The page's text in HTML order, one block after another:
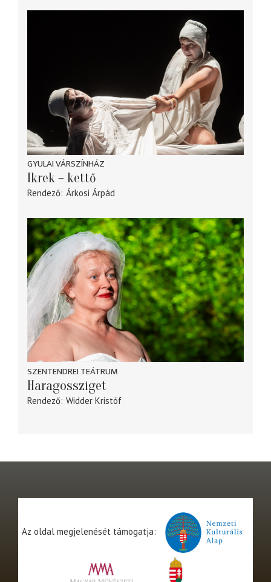
GYULAI VÁRSZÍNHÁZ
Ikrek – kettő
Rendező Árkosi Árpád
SZENTENDREI TEÁTRUM
Haragossziget
Rendező Widder Kristóf
Az oldal megjelenését támogatja: